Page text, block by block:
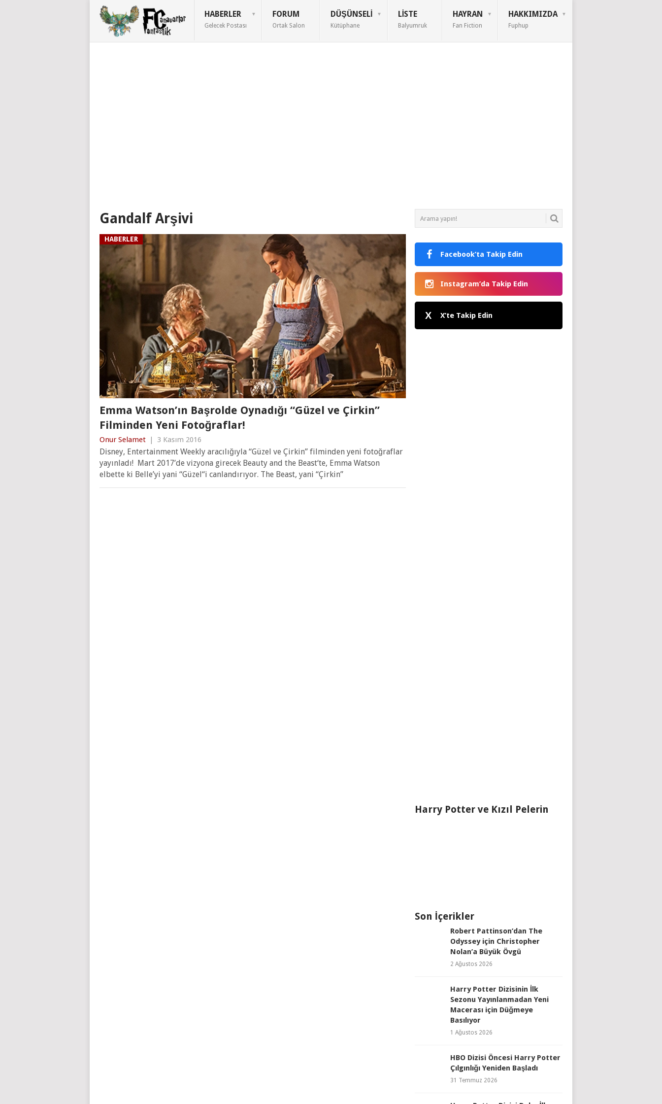
HABERLER
Gelecek Postası
FORUM
Ortak Salon
DÜŞÜNSELI
Kütüphane
LISTE
Balyumruk
HAYRAN
Fan Fiction
HAKKIMIZDA
Fuphup
Gandalf Arşivi
HABERLER
Emma Watson’ın Başrolde Oynadığı “Güzel ve Çirkin”
Filminden Yeni Fotoğraflar!
Onur Selamet | 3 Kasım 2016
Disney, Entertainment Weekly aracılığıyla “Güzel ve Çirkin” filminden yeni fotoğraflar
yayınladı! Mart 2017’de vizyona girecek Beauty and the Beast‘te, Emma Watson
elbette ki Belle’yi yani “Güzel“i canlandırıyor. The Beast, yani “Çirkin”
Facebook’ta Takip Edin
Instagram’da Takip Edin
X X’te Takip Edin
Harry Potter ve Kızıl Pelerin
Son İçerikler
Robert Pattinson’dan The
Odyssey için Christopher
Nolan’a Büyük Övgü
2 Ağustos 2026
Harry Potter Dizisinin İlk
Sezonu Yayınlanmadan Yeni
Macerası için Düğmeye
Basılıyor
1 Ağustos 2026
HBO Dizisi Öncesi Harry Potter
Çılgınlığı Yeniden Başladı
31 Temmuz 2026